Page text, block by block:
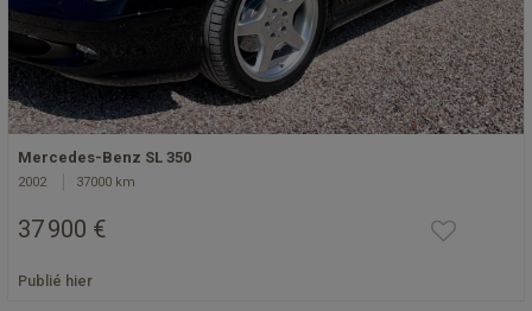
Mercedes-Benz SL 350
2002 37000 km
37 900 €
Publié hier